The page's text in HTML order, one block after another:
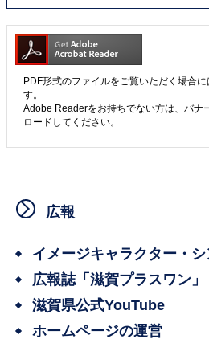
PDF形式のファイルをご覧いただく場合
す。
Adobe Readerをお持ちでない方は、バナ
ロードしてください。
広報
イメージキャラクター・
広報誌「滋賀プラスワン」
滋賀県公式YouTube
ホームページの運営